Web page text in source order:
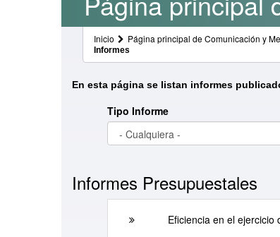
Inicio Página principal de Comunicación y
Informes
En esta página se listan informes
Tipo Informe
Informes Presupuestales
Eficiencia en el